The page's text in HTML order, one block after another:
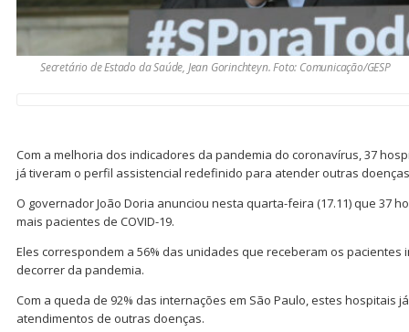
Secretário de Estado da Saúde, Jean Gorinchteyn. Foto: Comunicação/GESP
Com a melhoria dos indicadores da pandemia do coronavírus, 37
já tiveram o perfil assistencial redefinido para atender outras doenças
O governador João Doria anunciou nesta quarta-feira (17.11) que 37
mais pacientes de COVID-19.
Eles correspondem a 56% das unidades que receberam os
decorrer da pandemia.
Com a queda de 92% das internações em São Paulo, estes hospitais
atendimentos de outras doenças.